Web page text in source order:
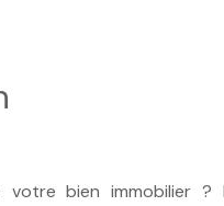
votre bien immobilier